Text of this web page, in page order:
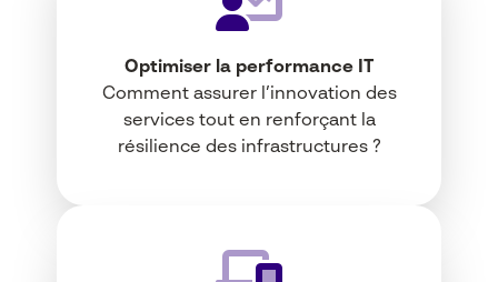
Optimiser la performance IT
Comment assurer l’innovation des
services tout en renforçant la
résilience des infrastructures ?